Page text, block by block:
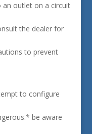
an outlet on a circuit
the dealer for
to prevent
to configure
be aware